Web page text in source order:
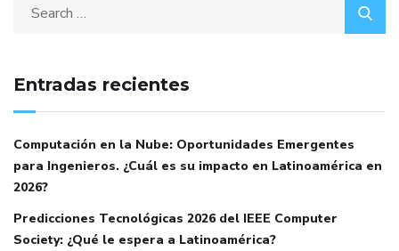
Entradas recientes
Computación en la Nube: Oportunidades Emergentes
para Ingenieros. ¿Cuál es su impacto en Latinoamérica en
2026?
Predicciones Tecnológicas 2026 del IEEE Computer
Society: ¿Qué le espera a Latinoamérica?